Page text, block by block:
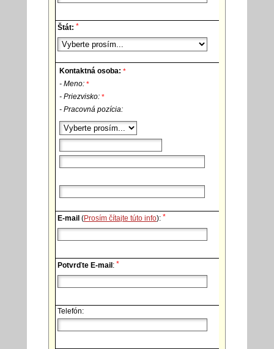
Štát: *
Kontaktná osoba: *
- Meno: *
- Priezvisko: *
- Pracovná pozícia:
E-mail (Prosím čítajte túto info): *
Potvrďte E-mail: *
Telefón: